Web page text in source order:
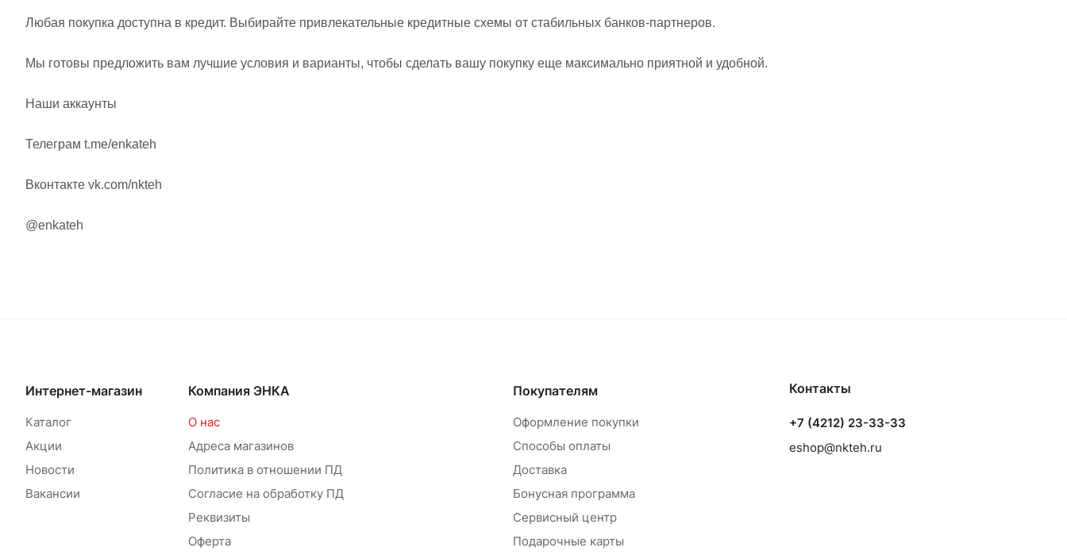
Любая покупка доступна в кредит. Выбирайте привлекательные кредитные схемы от стабильных банков-партнеров.
Мы готовы предложить вам лучшие условия и варианты, чтобы сделать вашу покупку еще максимально приятной и удобной.
Наши аккаунты
Телеграм t.me/enkateh
Вконтакте vk.com/nkteh
@enkateh
Интернет-магазин
Каталог
Акции
Новости
Вакансии
Компания ЭНКА
О нас
Адреса магазинов
Политика в отношении ПД
Согласие на обработку ПД
Реквизиты
Оферта
Покупателям
Оформление покупки
Способы оплаты
Доставка
Бонусная программа
Сервисный центр
Подарочные карты
Контакты
+7 (4212) 23-33-33
eshop@nkteh.ru